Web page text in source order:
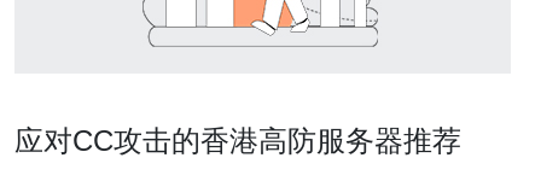
应对CC攻击的香港高防服务器推荐